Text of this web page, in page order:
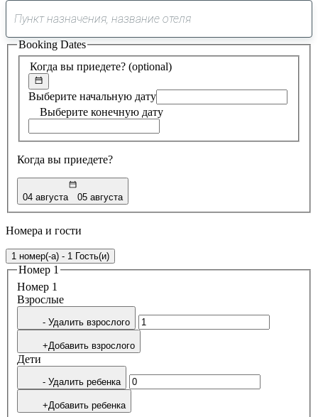
0
предложение
найдено
Когда вы приедете? (optional)
Выберите начальную дату
Выберите конечную дату
Когда вы приедете?
04 августа 05 августа
Booking Dates
Номера и гости
1 номер(-а) - 1 Гость(и)
Номер 1
Номер 1
Bзрослые
- Удалить взрослого
+Добавить взрослого
Дети
- Удалить ребенка
+Добавить ребенка